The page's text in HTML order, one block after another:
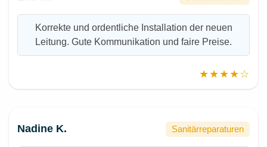
Korrekte und ordentliche Installation der neuen
Leitung. Gute Kommunikation und faire Preise.
★★★★☆
Nadine K. Sanitärreparaturen